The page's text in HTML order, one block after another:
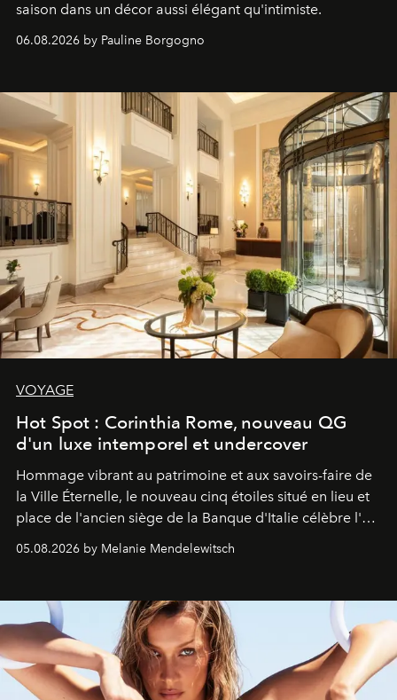
saison dans un décor aussi élégant qu'intimiste.
06.08.2026 by Pauline Borgogno
VOYAGE
Hot Spot : Corinthia Rome, nouveau QG
d'un luxe intemporel et undercover
Hommage vibrant au patrimoine et aux savoirs-faire de
la Ville Éternelle, le nouveau cinq étoiles situé en lieu et
place de l'ancien siège de la Banque d'Italie célèbre l'art
de vivre Romain dans toute son élégance intemporelle.
05.08.2026 by Melanie Mendelewitsch